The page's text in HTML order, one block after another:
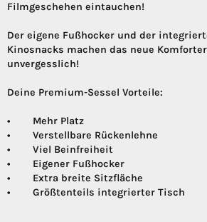
Filmgeschehen eintauchen!
Der eigene Fußhocker und der
Kinosnacks machen das neue
unvergesslich!
Deine Premium-Sessel Vorteile:
• Mehr Platz
• Verstellbare Rückenlehne
• Viel Beinfreiheit
• Eigener Fußhocker
• Extra breite Sitzfläche
• Größtenteils integrierter Tisch